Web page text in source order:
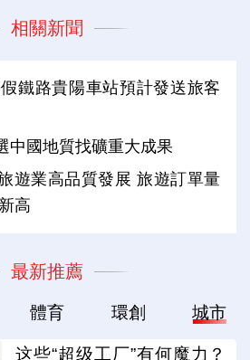
相關新聞
鐵路貴陽車站預計發送旅客
中國地質找礦重大成果
遊業高品質發展 旅遊訂單量
高
最新推薦
體育 環創 城市
这些“超级工厂”有何魔力？